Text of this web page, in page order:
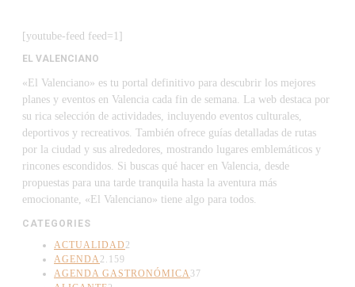
[youtube-feed feed=1]
EL VALENCIANO
«El Valenciano» es tu portal definitivo para descubrir los mejores
planes y eventos en Valencia cada fin de semana. La web destaca por
su rica selección de actividades, incluyendo eventos culturales,
deportivos y recreativos. También ofrece guías detalladas de rutas
por la ciudad y sus alrededores, mostrando lugares emblemáticos y
rincones escondidos. Si buscas qué hacer en Valencia, desde
propuestas para una tarde tranquila hasta la aventura más
emocionante, «El Valenciano» tiene algo para todos.
CATEGORIES
ACTUALIDAD 2
AGENDA2.159
AGENDA GASTRONÓMICA37